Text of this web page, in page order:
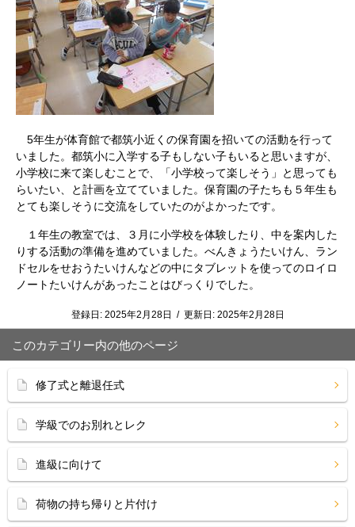
5年生が体育館で都筑小近くの保育園を招いての活動を行って
いました。都筑小に入学する子もしない子もいると思いますが、
小学校に来て楽しむことで、「小学校って楽しそう」と思っても
らいたい、と計画を立てていました。保育園の子たちも５年生も
とても楽しそうに交流をしていたのがよかったです。
１年生の教室では、３月に小学校を体験したり、中を案内した
りする活動の準備を進めていました。べんきょうたいけん、ラン
ドセルをせおうたいけんなどの中にタブレットを使ってのロイロ
ノートたいけんがあったことはびっくりでした。
登録日: 2025年2月28日 / 更新日: 2025年2月28日
このカテゴリー内の他のページ
修了式と離退任式
学級でのお別れとレク
進級に向けて
荷物の持ち帰りと片付け